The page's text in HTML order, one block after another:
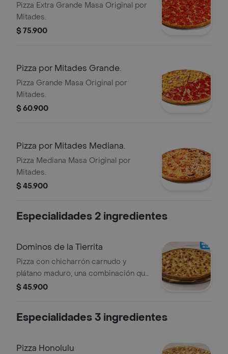
Pizza Extra Grande Masa Original por
Mitades.
$ 75.900
Pizza por Mitades Grande.
Pizza Grande Masa Original por
Mitades.
$ 60.900
Pizza por Mitades Mediana.
Pizza Mediana Masa Original por
Mitades.
$ 45.900
Especialidades 2 ingredientes
Dominos de la Tierrita
Pizza con chicharrón carnudo y
plátano maduro, una combinación que
celebra los sabores de Colombia en
$ 45.900
Especialidades 3 ingredientes
Pizza Honolulu